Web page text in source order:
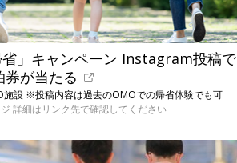
」キャンペーン Instagram投稿で
券が当たる
施設 ※投稿内容は過去のOMOでの帰省体験でも可
詳細はリンク先で確認してください